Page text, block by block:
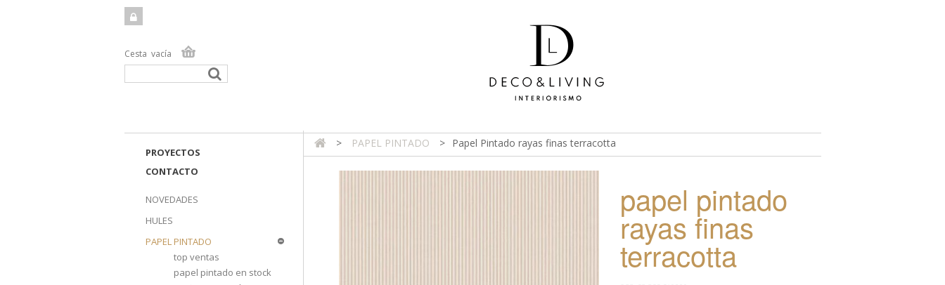
Cesta vacía
TIENDA ONLINE TIENDA FÍSICA PROYECTOS CONTACTO
PROYECTOS
CONTACTO
NOVEDADES
HULES
PAPEL PINTADO
top ventas
papel pintado en stock
> PAPEL PINTADO > Papel Pintado rayas finas terracotta
papel pintado
rayas finas
terracotta